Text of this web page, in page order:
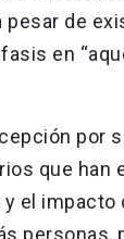
pesar de
en
por
que han
el impacto
personas,